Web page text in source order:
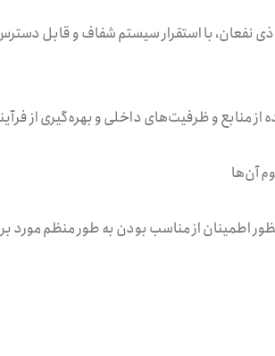
نفعان، با استقرار سیستم شفاف و قابل
از مناسب بودن به طور منظم مورد